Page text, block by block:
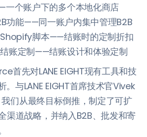
个账户下的多个本地化商店
功能——同一账户内集中管理B2B
脚本——结账时的定制折扣
账定制——结账设计和体验定制
首先对LANE EIGHT现有工具和技
。与LANE EIGHT首席技术官Vivek
们从最终目标倒推，制定了可扩
渠道战略，并纳入B2B、批发和寄